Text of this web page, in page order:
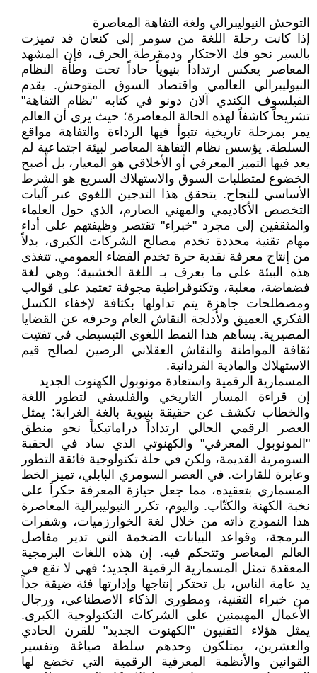
التوحش النيوليبرالي ولغة التفاهة المعاصرة
إذا كانت رحلة اللغة من سومر إلى كنعان قد تميزت
بالسير نحو فك الاحتكار ودمقرطة الحرف، فإن المشهد
المعاصر يعكس ارتداداً بنيوياً حاداً تحت وطأة النظام
النيوليبرالي العالمي واقتصاد السوق المتوحش. يقدم
الفيلسوف الكندي آلان دونو في كتابه "نظام التفاهة"
تشريحاً كاشفاً لهذه الحالة المعاصرة؛ حيث يرى أن العالم
يمر بمرحلة تاريخية تتبوأ فيها الرداءة والتفاهة مواقع
السلطة. يؤسس نظام التفاهة المعاصر لبيئة اجتماعية لم
يعد فيها التميز المعرفي أو الأخلاقي هو المعيار، بل أصبح
الخضوع لمتطلبات السوق والاستهلاك السريع هو الشرط
الأساسي للنجاح. يتحقق هذا التدجين اللغوي عبر آليات
التخصص الأكاديمي والمهني الصارم، الذي حول العلماء
والمثقفين إلى مجرد "خبراء" تقتصر وظيفتهم على أداء
مهام تقنية محددة تخدم مصالح الشركات الكبرى، بدلاً
من إنتاج معرفة نقدية حرة تخدم الفضاء العمومي. تتغذى
هذه البيئة على ما يعرف بـ اللغة الخشبية؛ وهي لغة
فضفاضة، معلبة، وتكنوقراطية مجوفة تعتمد على قوالب
ومصطلحات جاهزة يتم تداولها بكثافة لإخفاء الكسل
الفكري العميق ولأدلجة النقاش العام وحرفه عن القضايا
المصيرية. يساهم هذا النمط اللغوي التبسيطي في تفتيت
ثقافة المواطنة والنقاش العقلاني الرصين لصالح قيم
الاستهلاك والمادية الفردانية.
المسمارية الرقمية واستعادة مونوبول الكهنوت الجديد
إن قراءة المسار التاريخي والفلسفي لتطور اللغة
والخطاب تكشف عن حقيقة بنيوية بالغة الغرابة: يمثل
العصر الرقمي الحالي ارتداداً دراماتيكياً نحو منطق
"المونوبول المعرفي" والكهنوتي الذي ساد في الحقبة
السومرية القديمة، ولكن في حلة تكنولوجية فائقة التطور
وعابرة للقارات. في العصر السومري البابلي، تميز الخط
المسماري بتعقيده، مما جعل حيازة المعرفة حكراً على
نخبة الكهنة والكتّاب. واليوم، تكرر النيوليبرالية المعاصرة
هذا النموذج ذاته من خلال لغة الخوارزميات، وشفرات
البرمجة، وقواعد البيانات الضخمة التي تدير مفاصل
العالم المعاصر وتتحكم فيه. إن هذه اللغات البرمجية
المعقدة تمثل المسمارية الرقمية الجديد؛ فهي لا تقع في
يد عامة الناس، بل تحتكر إنتاجها وإدارتها فئة ضيقة جداً
من خبراء التقنية، ومطوري الذكاء الاصطناعي، ورجال
الأعمال المهيمنين على الشركات التكنولوجية الكبرى.
يمثل هؤلاء التقنيون "الكهنوت الجديد" للقرن الحادي
والعشرين، يمتلكون وحدهم سلطة صياغة وتفسير
القوانين والأنظمة المعرفية الرقمية التي تخضع لها